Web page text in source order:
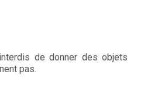
de donner des objets
pas.